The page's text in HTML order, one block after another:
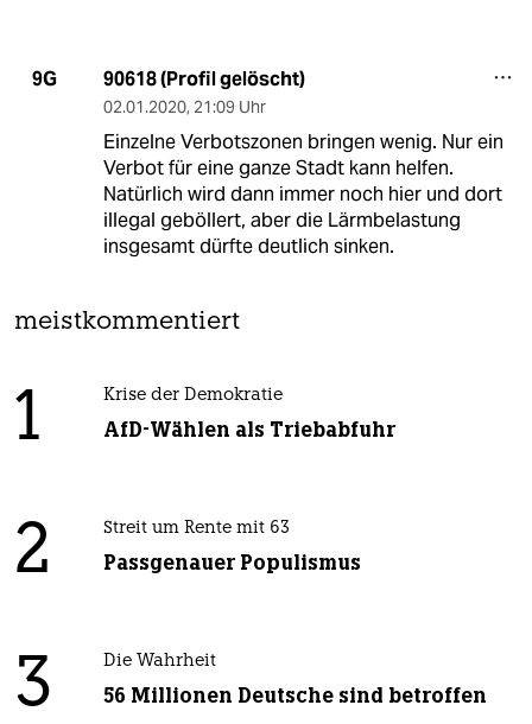
9G 90618 (Profil gelöscht)
02.01.2020, 21:09 Uhr
Einzelne Verbotszonen bringen wenig. Nur ein
Verbot für eine ganze Stadt kann helfen.
Natürlich wird dann immer noch hier und dort
illegal geböllert, aber die Lärmbelastung
insgesamt dürfte deutlich sinken.
meistkommentiert
1 Krise der Demokratie
AfD-Wählen als Triebabfuhr
2 Streit um Rente mit 63
Passgenauer Populismus
3 Die Wahrheit
56 Millionen Deutsche sind betroffen